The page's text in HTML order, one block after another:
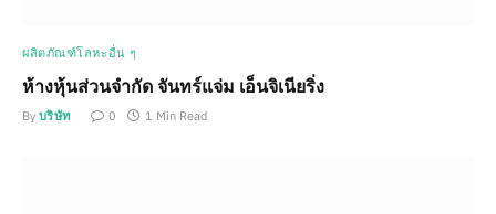
ผลิตภัณฑ์โลหะอื่น ๆ
ห้างหุ้นส่วนจำกัด จันทร์แจ่ม เอ็นจิเนียริ่ง
By บริษัท 0 1 Min Read